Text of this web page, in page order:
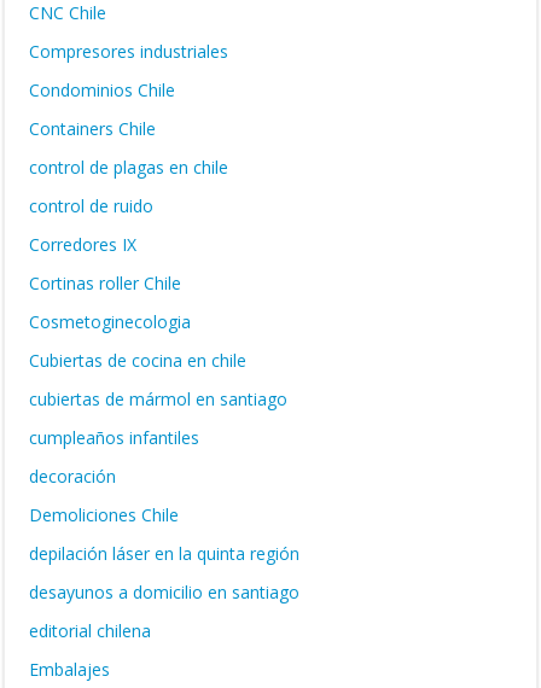
CNC Chile
Compresores industriales
Condominios Chile
Containers Chile
control de plagas en chile
control de ruido
Corredores IX
Cortinas roller Chile
Cosmetoginecologia
Cubiertas de cocina en chile
cubiertas de mármol en santiago
cumpleaños infantiles
decoración
Demoliciones Chile
depilación láser en la quinta región
desayunos a domicilio en santiago
editorial chilena
Embalajes